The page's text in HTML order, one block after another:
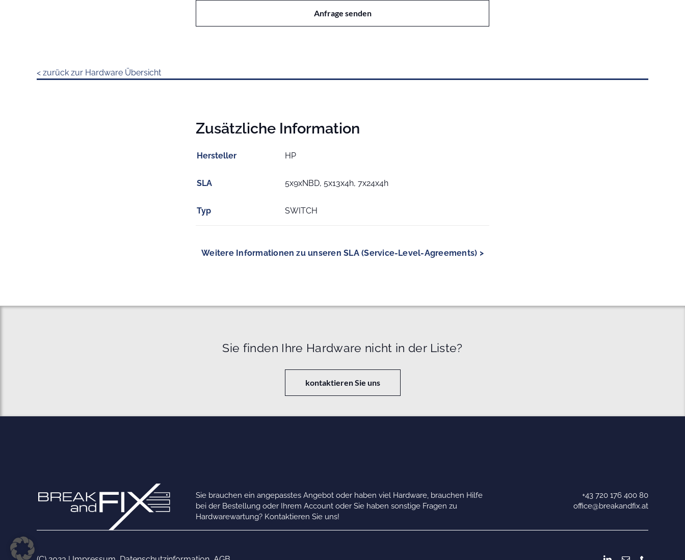
Menge
Anfrage senden
< zurück zur Hardware Übersicht
Zusätzliche Information
Hersteller HP
SLA 5x9xNBD, 5x13x4h, 7x24x4h
Typ SWITCH
Weitere Informationen zu unseren SLA (Service-Level-Agreements) >
Sie finden Ihre Hardware nicht in der Liste?
kontaktieren Sie uns
Sie brauchen ein angepasstes Angebot oder haben viel Hardware, brauchen Hilfe
bei der Bestellung oder Ihrem Account oder Sie haben sonstige Fragen zu
Hardwarewartung? Kontaktieren Sie uns!
+43 720 176 400 80
office@breakandfix.at